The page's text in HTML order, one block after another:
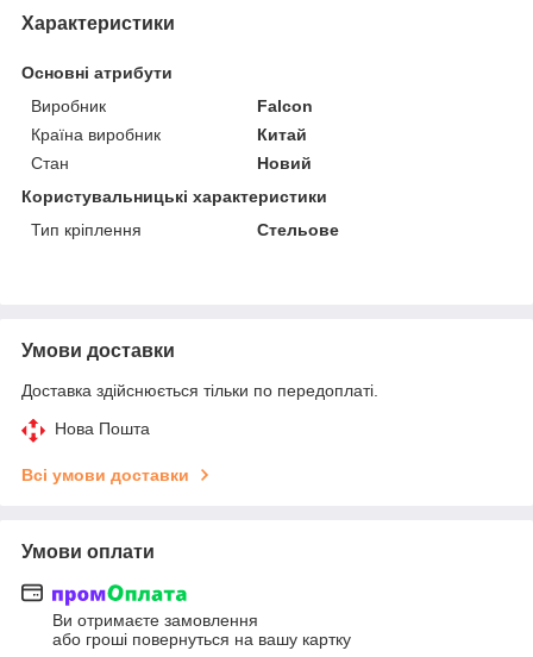
Характеристики
Основні атрибути
Виробник
Falcon
Країна виробник
Китай
Стан
Новий
Користувальницькі характеристики
Тип кріплення
Стельове
Умови доставки
Доставка здійснюється тільки по передоплаті.
Нова Пошта
Всі умови доставки
Умови оплати
Ви отримаєте замовлення
або гроші повернуться на вашу картку